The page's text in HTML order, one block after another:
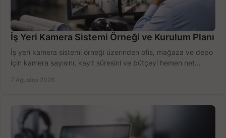
İş Yeri Kamera Sistemi Örneği ve Kurulum Planı
İş yeri kamera sistemi örneği üzerinden ofis, mağaza ve depo
için kamera sayısını, kayıt süresini ve bütçeyi hemen net
7 Ağustos 2026